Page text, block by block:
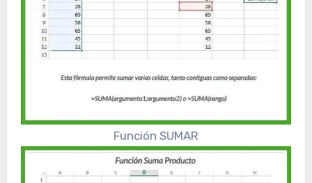
Función SUMAR